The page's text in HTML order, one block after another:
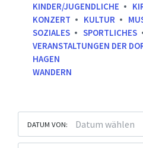
KINDER/JUGENDLICHE
KONZERT
KULTUR
SOZIALES
SPORTLICHES
VERANSTALTUNGEN DER
HAGEN
WANDERN
DATUM VON: